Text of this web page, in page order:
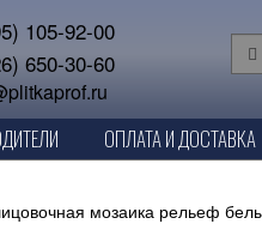
105-92-00
650-30-60
ОПЛАТА И ДОСТАВКА
мозаика рельеф